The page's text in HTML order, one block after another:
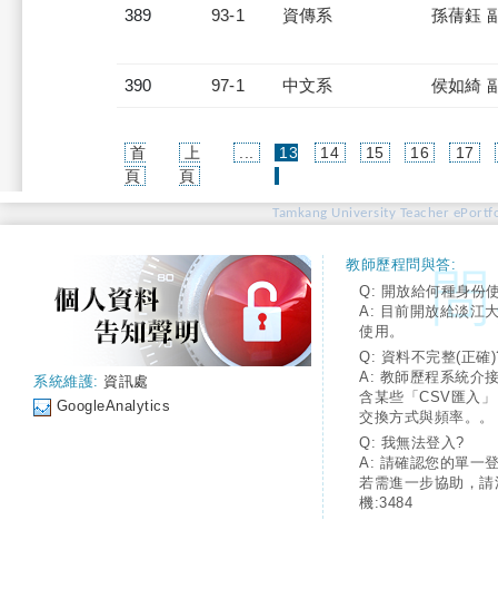
389 93-1 資傳系 孫蒨鈺
390 97-1 中文系 侯如綺
首
頁
上
頁
13
14 15 16 17
Tamkang University Teacher
系統維護: 資訊處
GoogleAnalytics
教師歷程問與答:
Q: 開放給何種身份
A: 目前開放給淡江
使用。
Q: 資料不完整(正確
A: 教師歷程系統介
含某些「CSV匯入
交換方式與頻率。。
Q: 我無法登入?
A: 請確認您的單一
若需進一步協助，
機:3484